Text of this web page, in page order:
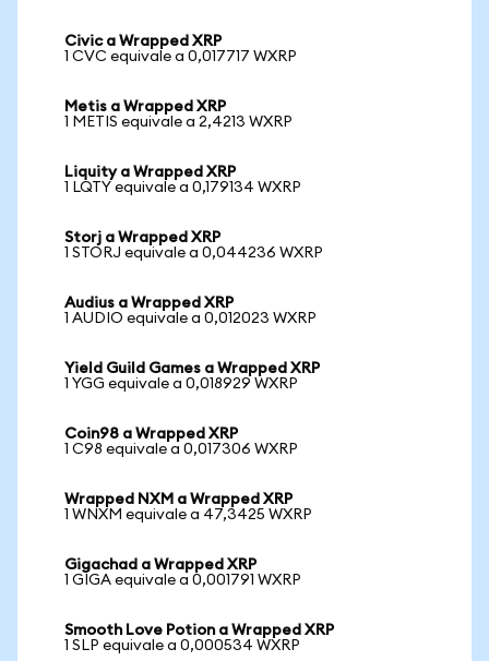
Civic a Wrapped XRP
1 CVC equivale a 0,017717 WXRP
Metis a Wrapped XRP
1 METIS equivale a 2,4213 WXRP
Liquity a Wrapped XRP
1 LQTY equivale a 0,179134 WXRP
Storj a Wrapped XRP
1 STORJ equivale a 0,044236 WXRP
Audius a Wrapped XRP
1 AUDIO equivale a 0,012023 WXRP
Yield Guild Games a Wrapped XRP
1 YGG equivale a 0,018929 WXRP
Coin98 a Wrapped XRP
1 C98 equivale a 0,017306 WXRP
Wrapped NXM a Wrapped XRP
1 WNXM equivale a 47,3425 WXRP
Gigachad a Wrapped XRP
1 GIGA equivale a 0,001791 WXRP
Smooth Love Potion a Wrapped XRP
1 SLP equivale a 0,000534 WXRP